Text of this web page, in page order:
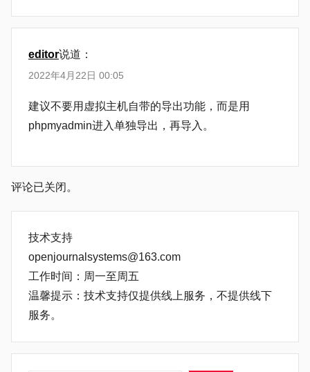
editor说道：
2022年4月22日 00:05
建议不要用虚拟主机自带的导出功能，而是用
phpmyadmin进入单独导出，再导入。
评论已关闭。
技术支持
openjournalsystems@163.com
工作时间：周一至周五
温馨提示：技术支持仅提供线上服务，不提供线下
服务。